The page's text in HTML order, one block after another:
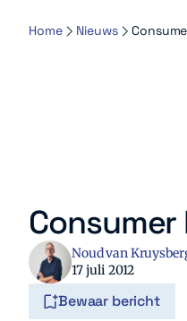
Home Nieuws
Consumer
Noud van
17 juli 2012
Bewaar bericht